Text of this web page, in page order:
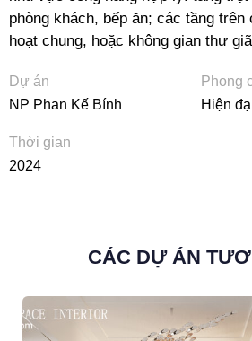
phòng khách, bếp ăn; các tầng trên
hoạt chung, hoặc không gian thư
Dự án
NP Phan Kế Bính
Phong
Hiện
Thời gian
2024
CÁC DỰ ÁN